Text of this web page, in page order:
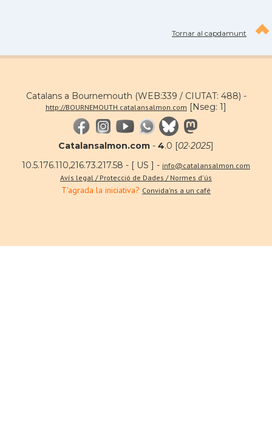
Tornar al capdamunt
Catalans a Bournemouth (WEB:339 / CIUTAT: 488) -
http://BOURNEMOUTH.catalansalmon.com [Nseg: 1]
Catalansalmon.com - 4.0 [02·2025]
10.5.176.110,216.73.217.58 - [ US ] - info@catalansalmon.com
Avís legal / Protecció de Dades / Normes d'ús
T'agrada la iniciativa? Convida'ns a un café